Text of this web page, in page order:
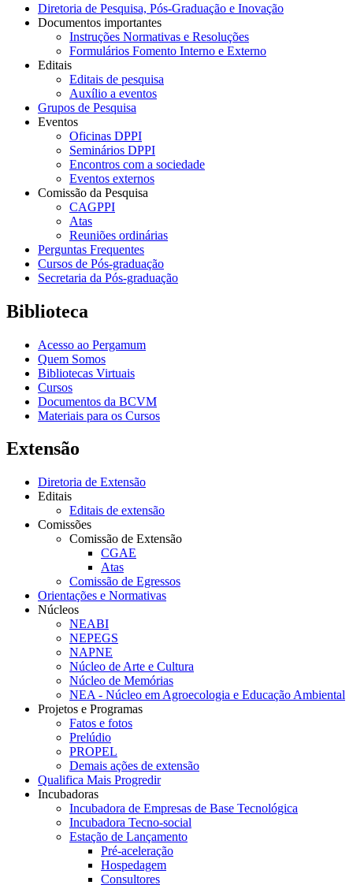
Diretoria de Pesquisa, Pós-Graduação e Inovação
Documentos importantes
Instruções Normativas e Resoluções
Formulários Fomento Interno e Externo
Editais
Editais de pesquisa
Auxílio a eventos
Grupos de Pesquisa
Eventos
Oficinas DPPI
Seminários DPPI
Encontros com a sociedade
Eventos externos
Comissão da Pesquisa
CAGPPI
Atas
Reuniões ordinárias
Perguntas Frequentes
Cursos de Pós-graduação
Secretaria da Pós-graduação
Biblioteca
Acesso ao Pergamum
Quem Somos
Bibliotecas Virtuais
Cursos
Documentos da BCVM
Materiais para os Cursos
Extensão
Diretoria de Extensão
Editais
Editais de extensão
Comissões
Comissão de Extensão
CGAE
Atas
Comissão de Egressos
Orientações e Normativas
Núcleos
NEABI
NEPEGS
NAPNE
Núcleo de Arte e Cultura
Núcleo de Memórias
NEA - Núcleo em Agroecologia e Educação Ambiental
Projetos e Programas
Fatos e fotos
Prelúdio
PROPEL
Demais ações de extensão
Qualifica Mais Progredir
Incubadoras
Incubadora de Empresas de Base Tecnológica
Incubadora Tecno-social
Estação de Lançamento
Pré-aceleração
Hospedagem
Consultores